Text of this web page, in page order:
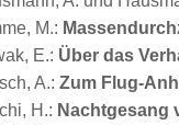
M.:
E.: Über das
A.: Zum Flug-
H.: Nachtgesang